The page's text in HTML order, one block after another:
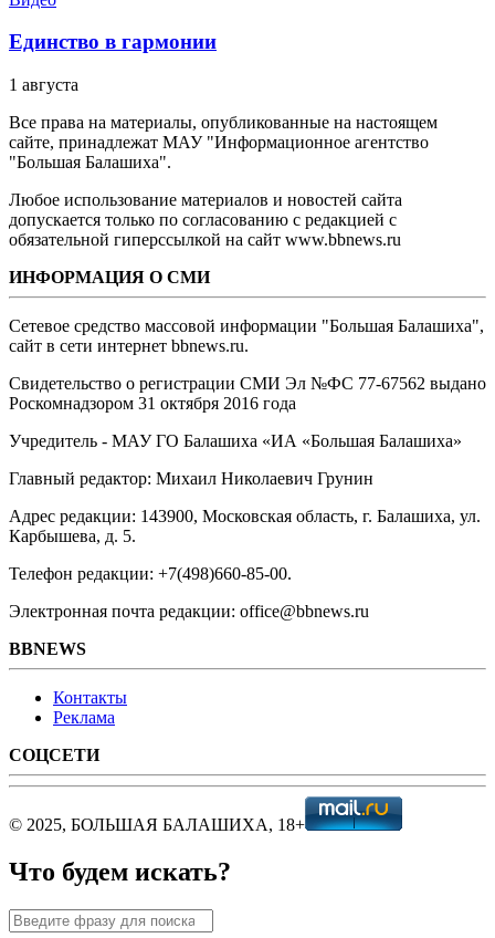
Единство в гармонии
1 августа
Все права на материалы, опубликованные на настоящем
сайте, принадлежат МАУ "Информационное агентство
"Большая Балашиха".
Любое использование материалов и новостей сайта
допускается только по согласованию с редакцией с
обязательной гиперссылкой на сайт www.bbnews.ru
ИНФОРМАЦИЯ О СМИ
Сетевое средство массовой информации "Большая Балашиха",
сайт в сети интернет bbnews.ru.
Свидетельство о регистрации СМИ Эл №ФС ‎77-67562 выдано
Роскомнадзором 31 октября 2016 года
Учредитель - МАУ ГО Балашиха «ИА «Большая Балашиха»
Главный редактор: Михаил Николаевич Грунин
Адрес редакции: 143900, Московская область, г. Балашиха, ул.
Карбышева, д. 5.
Телефон редакции: +7(498)660-85-00.
Электронная почта редакции: office@bbnews.ru
BBNEWS
Контакты
Реклама
СОЦСЕТИ
© 2025, БОЛЬШАЯ БАЛАШИХА, 18+
Что будем искать?